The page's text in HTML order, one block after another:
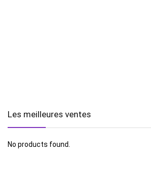
Les meilleures ventes
No products found.